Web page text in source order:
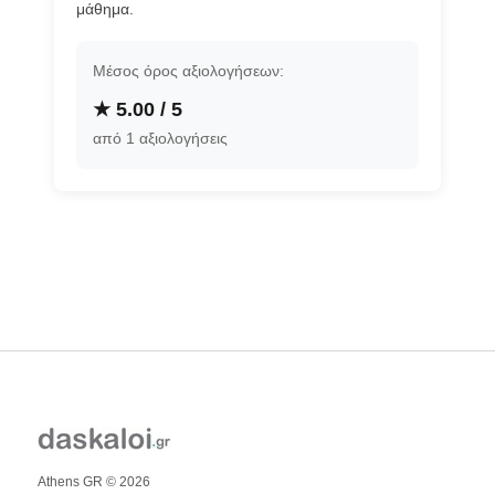
μάθημα.
Μέσος όρος αξιολογήσεων:
★ 5.00 / 5
από 1 αξιολογήσεις
Athens GR © 2026